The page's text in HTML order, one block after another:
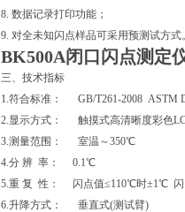
8. 数据记录打印功能；
9. 对全未知闪点样品可采用预测试方式
BK500A闭口闪点测定
三、技术指标
1.符合标准： GB/T261-2008 ASTM
2.显示方式： 触摸式高清晰度彩色
3.测量范围： 室温～350℃
4.分 辨 率： 0.1℃
5.重 复 性： 闪点值≤110℃时±1℃
6.升降方式： 垂直式(测试臂)